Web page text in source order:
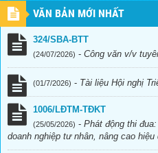
VĂN BẢN MỚI NHẤT
324/SBA-BTT
(24/07/2026) - Công văn v/v
(01/7/2026) - Tài liệu Hội nghị
1006/LĐTM-TĐKT
(25/05/2026) - Phát động thi
doanh nghiệp tư nhân, nâng cao